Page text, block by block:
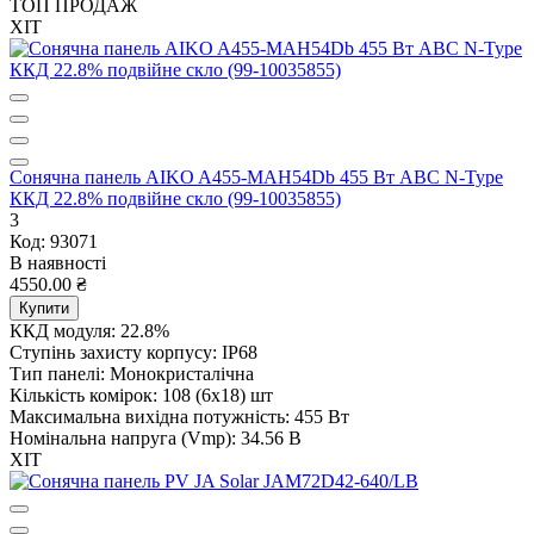
ТОП ПРОДАЖ
ХІТ
Сонячна панель AIKO A455-MAH54Db 455 Вт ABC N-Type
ККД 22.8% подвійне скло (99-10035855)
3
Код: 93071
В наявності
4550.00 ₴
Купити
ККД модуля: 22.8%
Ступінь захисту корпусу: IP68
Тип панелі: Монокристалічна
Кількість комірок: 108 (6х18) шт
Максимальна вихідна потужність: 455 Вт
Номінальна напруга (Vmp): 34.56 В
ХІТ